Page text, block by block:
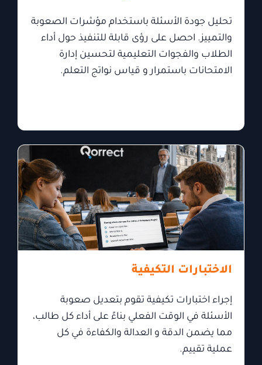
تحليل جودة الأسئلة باستخدام مؤشرات الصعوبة
والتمييز. احصل على رؤى قابلة للتنفيذ حول أداء
الطلاب والفجوات التعليمية لتحسين إدارة
الامتحانات باستمرار و قياس نواتج التعلم.
الاختبارات التكيفية
إجراء اختبارات تكيفية تقوم بتعديل صعوبة
الأسئلة في الوقت الفعلي بناءً على أداء كل طالب،
مما يضمن الدقة و العدالة والكفاءة في كل
عملية تقييم.